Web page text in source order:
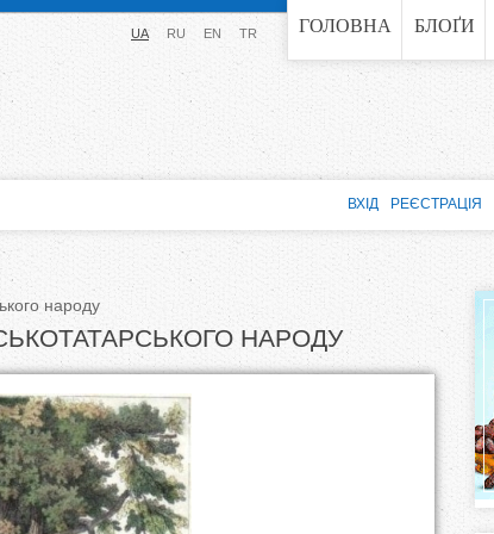
Jump to navigation ГОЛОВНА БЛОҐИ
UA RU EN TR
народу
НАРОДУ
ВХІД РЕЄСТРАЦІЯ